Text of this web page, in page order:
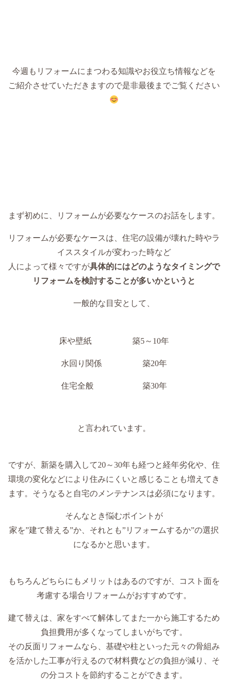
今週もリフォームにまつわる知識やお役立ち情報などを
ご紹介させていただきますので是非最後までご覧ください
まず初めに、リフォームが必要なケースのお話をします。
リフォームが必要なケースは、住宅の設備が壊れた時やラ
イススタイルが変わった時など
人によって様々ですが具体的にはどのようなタイミングで
リフォームを検討することが多いかというと
一般的な目安として、
床や壁紙 築5～10年
水回り関係 築20年
住宅全般 築30年
と言われています。
ですが、新築を購入して20～30年も経つと経年劣化や、住
環境の変化などにより住みにくいと感じることも増えてき
ます。そうなると自宅のメンテナンスは必須になります。
そんなとき悩むポイントが
家を”建て替える”か、それとも”リフォームするか”の選択
になるかと思います。
もちろんどちらにもメリットはあるのですが、コスト面を
考慮する場合リフォームがおすすめです。
建て替えは、家をすべて解体してまた一から施工するため
負担費用が多くなってしまいがちです。
その反面リフォームなら、基礎や柱といった元々の骨組み
を活かした工事が行えるので材料費などの負担が減り、そ
の分コストを節約することができます。